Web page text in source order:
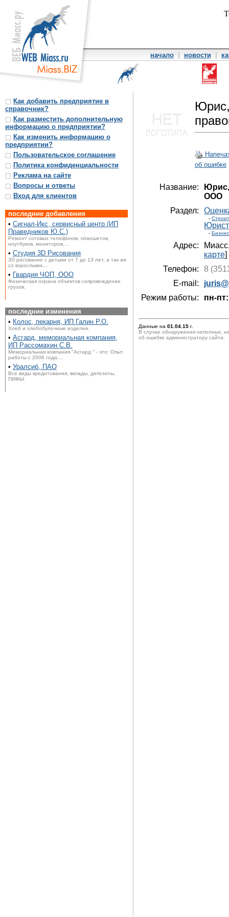
начало новости
Как добавить предприятие в
справочник?
Как разместить дополнительную
информацию о предприятии?
Как изменить информацию о
предприятии?
Пользовательское соглашение
Политика конфиденциальности
Реклама на сайте
Вопросы и ответы
Вход для клиентов
последние добавления
• Сигнал-Икс, сервисный центр (ИП
Праведников Ю.С.)
Ремонт сотовых телефонов, планшетов,
ноутбуков, мониторов,...
• Студия 3D Рисования
3D рисование с детьми от 7 до 13 лет, а так же
со взрослыми,...
• Гвардия ЧОП, ООО
Физическая охрана объектов сопровождение
грузов.
последние изменения
• Колос, пекарня, ИП Галин Р.О.
Хлеб и хлебобулочные изделия.
• Асгард, мемориальная компания,
ИП Рассомахин С.В.
Мемориальная компания "Асгард " - это: Опыт
работы с 2006 года....
• Уралсиб, ПАО
Все виды кредитования, вклады, депозиты,
ПИФЫ.
Юрис,
об ошибке
Название:
ООО
Раздел:
-
- Бизнес
Адрес:
карте]
Телефон:
8
E-mail:
Режим работы:
пн-
Данные на 01.04.15 г.
В случае обнаружения неполных,
об ошибке администратору сайта.